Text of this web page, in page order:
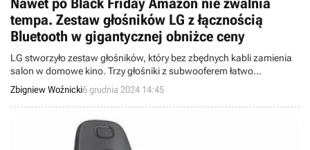
Nawet po Black Friday Amazon nie zwalnia
tempa. Zestaw głośników LG z łącznością
Bluetooth w gigantycznej obniżce ceny
LG stworzyło zestaw głośników, który bez zbędnych kabli zamienia
salon w domowe kino. Trzy głośniki z subwooferem łatwo
skonfigurować i zrobi to osoba nawet bez doświadczenia
technicznego.
Zbigniew Woźnicki6 grudnia 2024 14:45